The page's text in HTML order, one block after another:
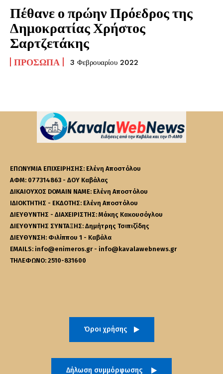
Πέθανε ο πρώην Πρόεδρος της
Δημοκρατίας Χρήστος
Σαρτζετάκης
ΠΡΌΣΩΠΑ 3 Φεβρουαρίου 2022
ΕΠΩΝΥΜΙΑ ΕΠΙΧΕΙΡΗΣΗΣ: Ελένη Αποστόλου
ΑΦΜ: 077314863 - ΔΟΥ Καβάλας
ΔΙΚΑΙΟΥΧΟΣ DOMAIN NAME: Ελένη Αποστόλου
ΙΔΙΟΚΤΗΤΗΣ - ΕΚΔΟΤΗΣ: Ελένη Αποστόλου
ΔΙΕΥΘΥΝΤΗΣ - ΔΙΑΧΕΙΡΙΣΤΗΣ: Μάκης Κακουσόγλου
ΔΙΕΥΘΥΝΤΗΣ ΣΥΝΤΑΞΗΣ: Δημήτρης Τσιπιζίδης
ΔΙΕΥΘΥΝΣΗ: Φιλίππου 1 - Καβάλα
EMAILS: info@enimeros.gr - info@kavalawebnews.gr
ΤΗΛΕΦΩΝΟ: 2510-831600
Όροι χρήσης
Δήλωση συμμόρφωσης